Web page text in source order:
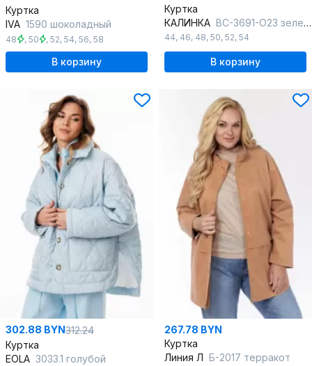
Куртка
IVA 1590 шоколадный
48 , 50 , 52, 54, 56, 58
В корзину
Куртка
КАЛИНКА ВС-3691-О23 зеленый
44, 46, 48, 50, 52, 54
В корзину
302.88 BYN312.24
Куртка
EOLA 3033.1 голубой
267.78 BYN
Куртка
Линия Л Б-2017 терракот